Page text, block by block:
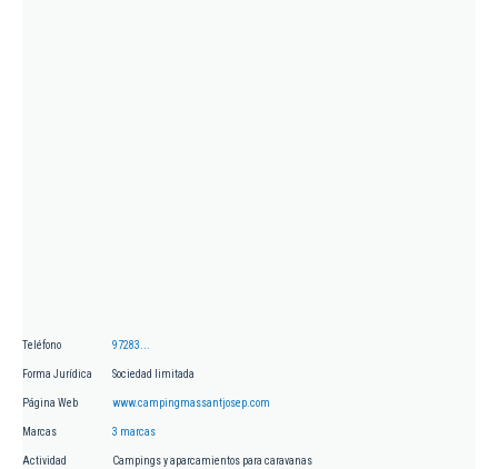
Teléfono 97283...
Forma Jurídica Sociedad limitada
Página Web www.campingmassantjosep.com
Marcas 3 marcas
Actividad Campings y aparcamientos para caravanas